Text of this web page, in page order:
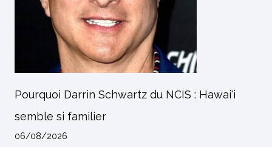
Pourquoi Darrin Schwartz du NCIS : Hawai'i
semble si familier
06/08/2026